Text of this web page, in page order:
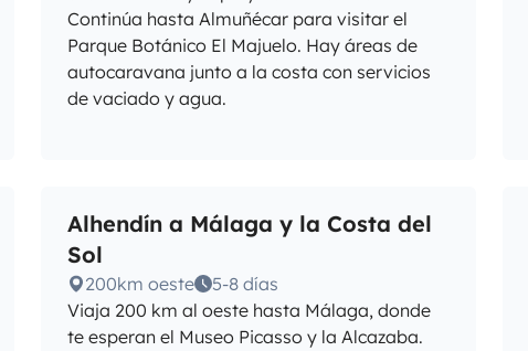
Continúa hasta Almuñécar para visitar el
Parque Botánico El Majuelo. Hay áreas de
autocaravana junto a la costa con servicios
de vaciado y agua.
Alhendín a Málaga y la Costa del
Sol
200km oeste
5-8 días
Viaja 200 km al oeste hasta Málaga, donde
te esperan el Museo Picasso y la Alcazaba.